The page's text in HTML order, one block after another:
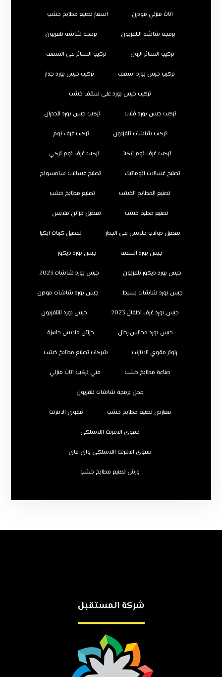
اثاث منزلي مودرن اسعار تصنيع مطابخ خشب
برمجة شاشة التلفزيون برمجة شاشة تلفزيون
تركيب الستائر الرول تركيب الستائر في السقف
تركيب جبس بورد اسقف تركيب جبس بورد جدار
تركيب جبس بورد على سقف خشب
تركيب جبس بورد فلات تركيب جبس بورد للجدران
تركيب شاشات تلفزيون تركيب غرف نوم
تركيب غرف نوم ايكيا تركيب غرف نوم تركي
تصليح غسالات اتوماتيك تصليح غسالات سامسونج
تصنيع المطابخ الخشب تصنيع مطابخ خشب
تصنيع مطبخ خشب تفصيل خزائن ملابس
تفصيل دولاب ملابس في الجدار تفصيل كبتات ايكيا
جبس بورد اسقف جبس بورد ديكور
جبس بورد ديكور تلفزيون جبس بورد شاشات 2023
جبس بورد شاشات بسيط جبس بورد شاشات مودرن
جبس بورد غرف اطفال 2023 جبس بورد للتلفزيون
جبس بورد مجالس رجال خزائن ملابس جاهزة
راوتر مقوي الانترنت شركات تصنيع مطابخ خشب
صناعة مطابخ خشب فني تركيب اثاث منزلي
محل برمجة شاشات تلفزيون
معارض تصنيع مطابخ خشب مقوي الانترنت
مقوي الانترنت اللاسلكي
مقوي الانترنت اللاسلكي واي فاي
ورش تصنيع مطابخ خشب
شركة المستقبل